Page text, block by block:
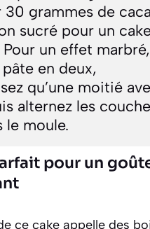
30 grammes de
sucré pour un
un effet marbré,
en deux,
qu’une moitié
alternez les
le moule.
pour un
ce cake appelle des